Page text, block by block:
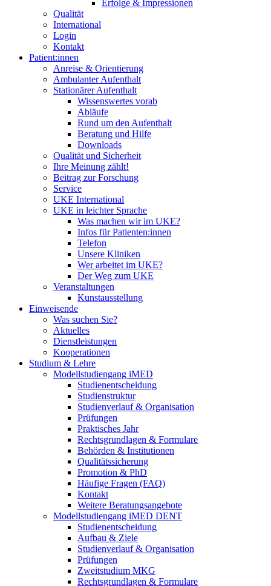
Erfolge & Impressionen
Qualität
International
Login
Kontakt
Patient:innen
Anreise & Orientierung
Ambulanter Aufenthalt
Stationärer Aufenthalt
Wissenswertes vorab
Abläufe
Rund um den Aufenthalt
Beratung und Hilfe
Downloads
Qualität und Sicherheit
Ihre Meinung zählt!
Beitrag zur Forschung
Service
UKE International
UKE in leichter Sprache
Was machen wir im UKE?
Infos für Patienten:innen
Telefon
Unsere Kliniken
Wer arbeitet im UKE?
Der Weg zum UKE
Veranstaltungen
Kunstausstellung
Einweisende
Was suchen Sie?
Aktuelles
Dienstleistungen
Kooperationen
Studium & Lehre
Modellstudiengang iMED
Studienentscheidung
Studienstruktur
Studienverlauf & Organisation
Prüfungen
Praktisches Jahr
Rechtsgrundlagen & Formulare
Behörden & Institutionen
Qualitätssicherung
Promotion & PhD
Häufige Fragen (FAQ)
Kontakt
Weitere Beratungsangebote
Modellstudiengang iMED DENT
Studienentscheidung
Aufbau & Ziele
Studienverlauf & Organisation
Prüfungen
Zweitstudium MKG
Rechtsgrundlagen & Formulare